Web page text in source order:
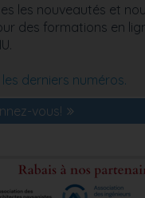
les nouveautés et
des formations en
derniers numéros.
vous!